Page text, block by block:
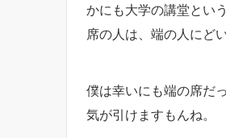
かにも大学の講堂とい
席の人は、端の人にど
僕は幸いにも端の席だ
気が引けますもんね。